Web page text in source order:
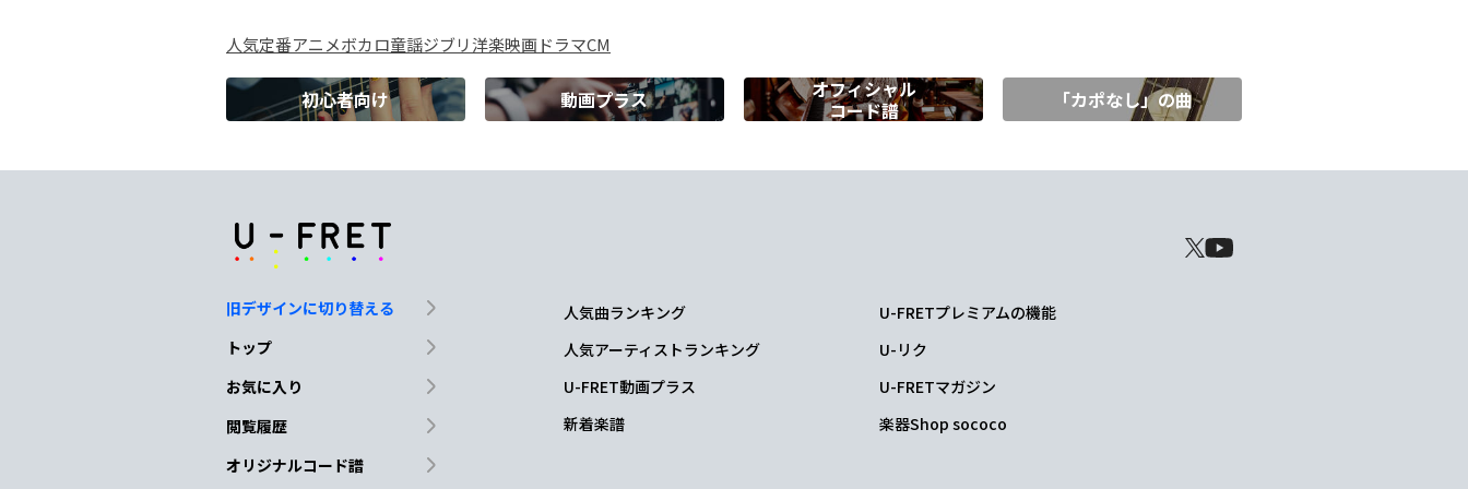
bad kawa ii ye
Dm7
原型ないほど over kill
Am
純粋量産
Em7
kids携帯
Am Em7
人気定番アニメボカロ童謡ジブリ洋楽映画ドラマCM
初心者向け 動画プラス
オフィシャル
コード譜
「カポなし」の曲
旧デザインに切り替える
トップ
お気に入り
閲覧履歴
オリジナルコード譜
人気曲ランキング
人気アーティストランキング
U-FRET動画プラス
新着楽譜
U-FRETプレミアムの機能
U-リク
U-FRETマガジン
楽器Shop sococo